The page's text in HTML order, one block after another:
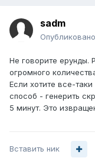
sadm
Опубликовано
Не говорите ерунды.
огромного
Если хотите все-
способ - генерить
5 минут. Это
Вставить ник